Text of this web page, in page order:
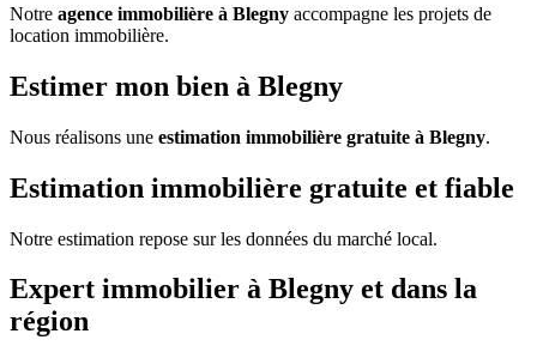
Notre agence immobilière à Blegny accompagne les projets de
location immobilière.
Estimer mon bien à Blegny
Nous réalisons une estimation immobilière gratuite à Blegny.
Estimation immobilière gratuite et fiable
Notre estimation repose sur les données du marché local.
Expert immobilier à Blegny et dans la
région